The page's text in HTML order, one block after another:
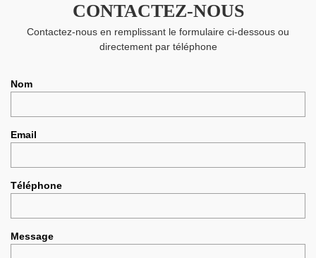
CONTACTEZ-NOUS
Contactez-nous en remplissant le formulaire ci-dessous ou
directement par téléphone
Nom
Email
Téléphone
Message